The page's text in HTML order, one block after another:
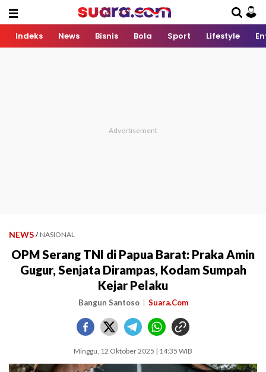
Indeks News Bisnis Bola Sport Lifestyle
NEWS / NASIONAL
OPM Serang TNI di Papua Barat: Praka Amin
Gugur, Senjata Dirampas, Kodam Sumpah
Kejar Pelaku
Bangun Santoso Suara.Com
Minggu, 12 Oktober 2025 | 14:35 WIB